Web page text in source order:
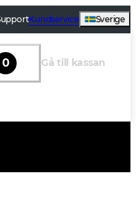
Kundservice Sverige
0 Gå till kassan